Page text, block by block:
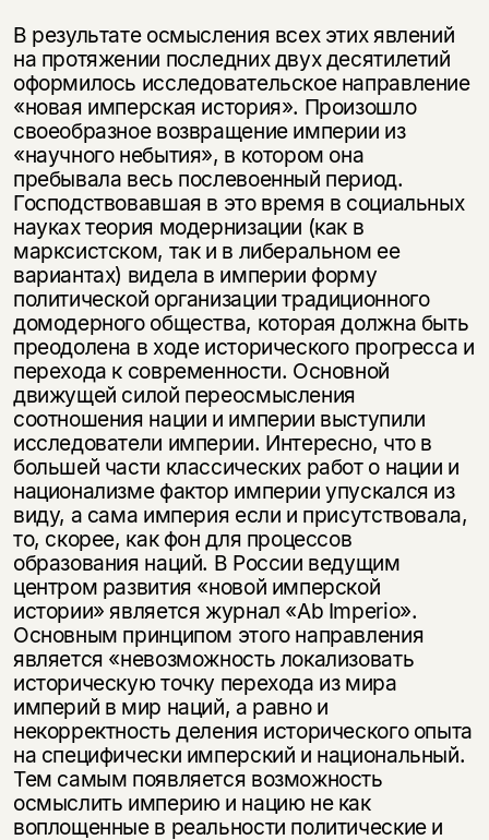
В результате осмысления всех этих явлений
на протяжении последних двух деся­тилетий
оформилось исследовательское направление
«новая имперская ис­тория». Произошло
своеобразное возвращение империи из
«научного небытия», в котором она
пребывала весь послевоенный период.
Господствовавшая в это время в социальных
науках теория модернизации (как в
марксистском, так и в либеральном ее
вариантах) видела в империи форму
политической организации традиционного
домодерного общества, которая должна быть
преодолена в ходе исторического прогресса и
перехода к современности. Основной
движущей силой переосмысления
соотношения нации и империи выступили
исследователи империи. Интересно, что в
большей части классических работ о нации и
национализме фактор империи упускался из
виду, а сама империя если и присутствовала,
то, скорее, как фон для процессов
образования наций. В России ведущим
центром развития «новой имперской
истории» является журнал «Ab Imperio».
Основным принципом этого направления
является «невозможность локализовать
историческую точку перехода из мира
империй в мир наций, а равно и
некорректность деления исторического опыта
на специфически имперский и национальный.
Тем самым появляется возможность
осмыслить империю и нацию не как
воплощенные в реальности политические и